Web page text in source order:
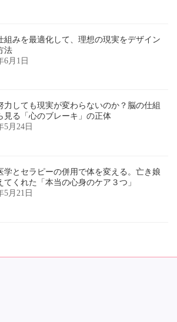
組みを最適化して、理想の現実をデザイン
法
6月1日
力しても現実が変わらないのか？脳の仕組
見る「心のブレーキ」の正体
5月24日
学とセラピーの併用で体を変える。亡き娘
てくれた「本当の心身のケア３つ」
5月21日